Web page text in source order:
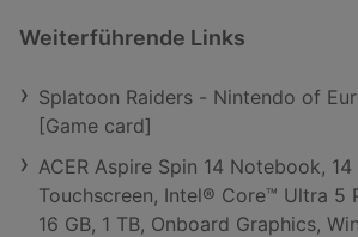
Weiterführende Links
Splatoon Raiders - Nintendo of
[Game card]
ACER Aspire Spin 14 Notebook, 14
Touchscreen, Intel® Core™ Ultra 5
16 GB, 1 TB, Onboard Graphics,